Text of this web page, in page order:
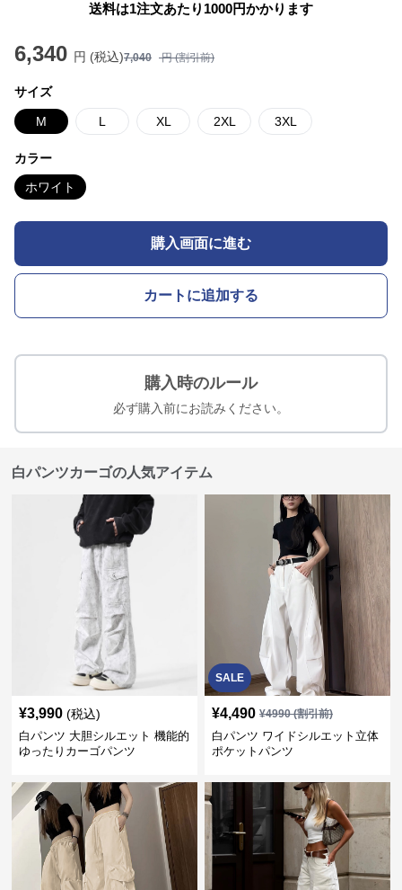
送料は1注文あたり 1000円かかります
6,340 円 (税込)7,040 円 (割引前)
サイズ
M L XL 2XL 3XL
カラー
ホワイト
購入画面に進む
カートに追加する
購入時のルール
必ず購入前にお読みください。
白パンツカーゴの人気アイテム
¥3,990 (税込)
白パンツ 大胆シルエット 機能的
ゆったりカーゴパンツ
SALE
¥4,490 ¥4990(割引前)
白パンツ ワイドシルエット立体
ポケットパンツ